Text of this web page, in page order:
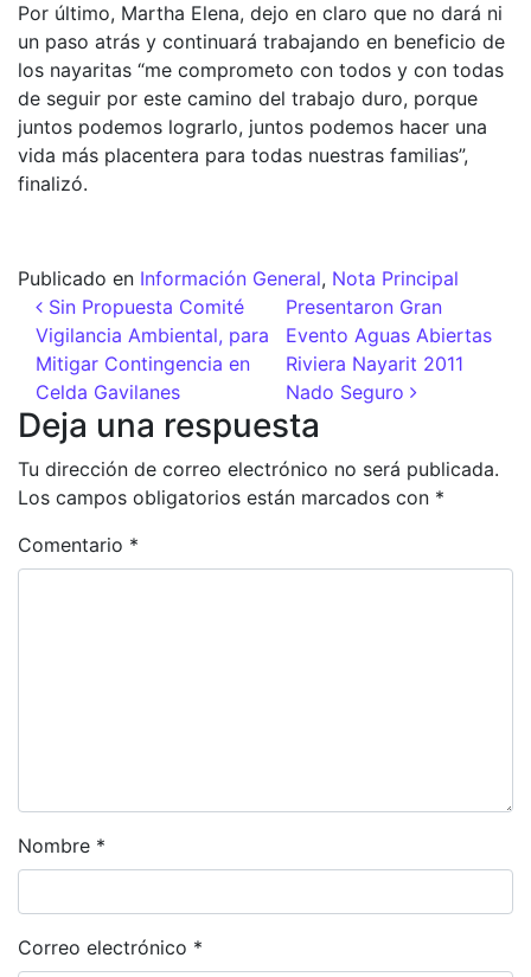
Por último, Martha Elena, dejo en claro que no dará ni
un paso atrás y continuará trabajando en beneficio de
los nayaritas “me comprometo con todos y con todas
de seguir por este camino del trabajo duro, porque
juntos podemos lograrlo, juntos podemos hacer una
vida más placentera para todas nuestras familias”,
finalizó.
Publicado en Información General, Nota Principal
Navegación de entradas
Sin Propuesta Comité
Vigilancia Ambiental, para
Mitigar Contingencia en
Celda Gavilanes
Presentaron Gran
Evento Aguas Abiertas
Riviera Nayarit 2011
Nado Seguro
Deja una respuesta
Tu dirección de correo electrónico no será publicada.
Los campos obligatorios están marcados con *
Comentario *
Nombre *
Correo electrónico *